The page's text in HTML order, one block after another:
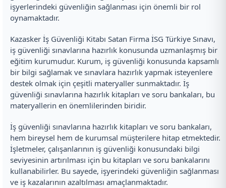
işyerlerindeki güvenliğin sağlanması için önemli bir rol
oynamaktadır.
Kazasker İş Güvenliği Kitabı Satan Firma İSG Türkiye Sınavı,
iş güvenliği sınavlarına hazırlık konusunda uzmanlaşmış bir
eğitim kurumudur. Kurum, iş güvenliği konusunda kapsamlı
bir bilgi sağlamak ve sınavlara hazırlık yapmak isteyenlere
destek olmak için çeşitli materyaller sunmaktadır. İş
güvenliği sınavlarına hazırlık kitapları ve soru bankaları, bu
materyallerin en önemlilerinden biridir.
İş güvenliği sınavlarına hazırlık kitapları ve soru bankaları,
hem bireysel hem de kurumsal müşterilere hitap etmektedir.
İşletmeler, çalışanlarının iş güvenliği konusundaki bilgi
seviyesinin artırılması için bu kitapları ve soru bankalarını
kullanabilirler. Bu sayede, işyerindeki güvenliğin sağlanması
ve iş kazalarının azaltılması amaçlanmaktadır.